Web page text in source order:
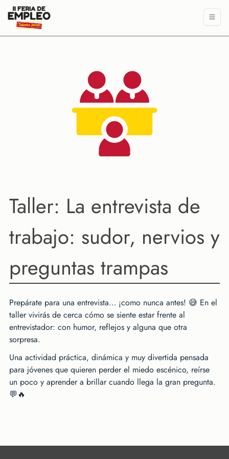
Taller: La entrevista de
trabajo: sudor, nervios y
preguntas trampas
Prepárate para una entrevista… ¡como nunca antes! 😅 En el
taller vivirás de cerca cómo se siente estar frente al
entrevistador: con humor, reflejos y alguna que otra
sorpresa.
Una actividad práctica, dinámica y muy divertida pensada
para jóvenes que quieren perder el miedo escénico, reírse
un poco y aprender a brillar cuando llega la gran pregunta.
💬🔥